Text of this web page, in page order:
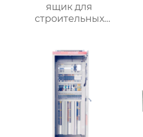
ящик для
строительных